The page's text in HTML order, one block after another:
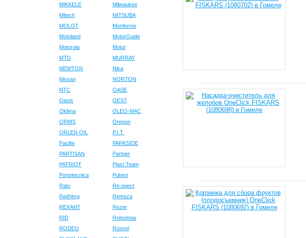
MIKKELE
Milwaukee
Mitech
MITSUBA
MOLOT
Monferme
Motoland
MotorGuide
Motorola
Motul
MTD
MURRAY
NEWTON
Nika
Nissan
NORTON
NTC
OASE
Oasis
OEST
Oklima
OLEO-MAC
ORBIS
Oregon
ORLEN OIL
P.I.T.
Paclite
PARKSIDE
PARTISAN
Partner
PATRIOT
Plast Team
Portotecnica
Pubert
Rato
Re-spect
RedVerg
Remeza
REXANT
Rezer
RID
Robomow
RODEO
Rossel